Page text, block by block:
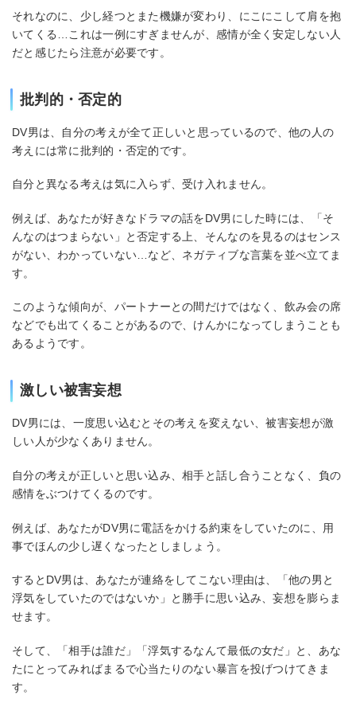
それなのに、少し経つとまた機嫌が変わり、にこにこして肩を抱
いてくる…これは一例にすぎませんが、感情が全く安定しない人
だと感じたら注意が必要です。
批判的・否定的
DV男は、自分の考えが全て正しいと思っているので、他の人の
考えには常に批判的・否定的です。
自分と異なる考えは気に入らず、受け入れません。
例えば、あなたが好きなドラマの話をDV男にした時には、「そ
んなのはつまらない」と否定する上、そんなのを見るのはセンス
がない、わかっていない…など、ネガティブな言葉を並べ立てま
す。
このような傾向が、パートナーとの間だけではなく、飲み会の席
などでも出てくることがあるので、けんかになってしまうことも
あるようです。
激しい被害妄想
DV男には、一度思い込むとその考えを変えない、被害妄想が激
しい人が少なくありません。
自分の考えが正しいと思い込み、相手と話し合うことなく、負の
感情をぶつけてくるのです。
例えば、あなたがDV男に電話をかける約束をしていたのに、用
事でほんの少し遅くなったとしましょう。
するとDV男は、あなたが連絡をしてこない理由は、「他の男と
浮気をしていたのではないか」と勝手に思い込み、妄想を膨らま
せます。
そして、「相手は誰だ」「浮気するなんて最低の女だ」と、あな
たにとってみればまるで心当たりのない暴言を投げつけてきま
す。